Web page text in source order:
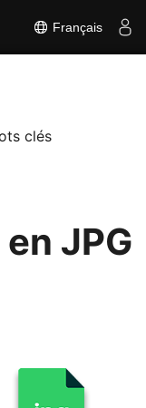
Français
clés
JPG